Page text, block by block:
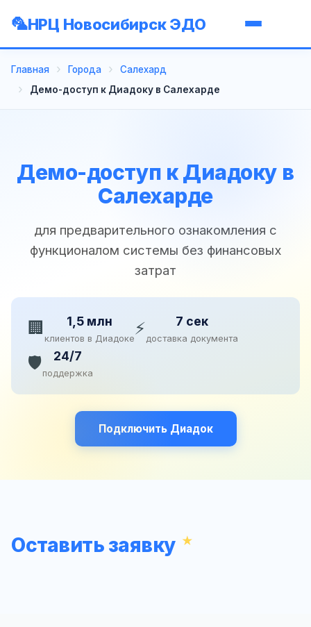
НРЦ Новосибирск ЭДО
Главная Города
Салехард
Демо-доступ к Диадоку в Салехарде
Демо-доступ к Диадоку в
Салехарде
для предварительного ознакомления с
функционалом системы без финансовых
затрат
🏢 1,5 млн
клиентов в Диадоке⚡ 7 сек
доставка документа
🛡️ 24/7
поддержка
Подключить Диадок
Оставить заявку